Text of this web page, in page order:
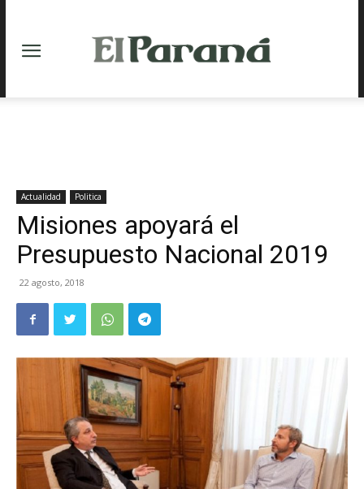
Actualidad Politica
Misiones apoyará el
Presupuesto Nacional 2019
22 agosto, 2018